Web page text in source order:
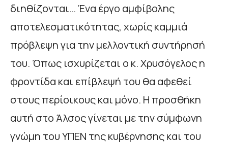
διηθίζονται… Ένα έργο αμφίβολης
αποτελεσματικότητας, χωρίς καμμιά
πρόβλεψη για την μελλοντική συντήρησή
του. Όπως ισχυρίζεται ο κ. Χρυσόγελος η
φροντίδα και επίβλεψή του θα αφεθεί
στους περίοικους και μόνο. Η προσθήκη
αυτή στο Άλσος γίνεται με την σύμφωνη
γνώμη του ΥΠΕΝ της κυβέρνησης και του